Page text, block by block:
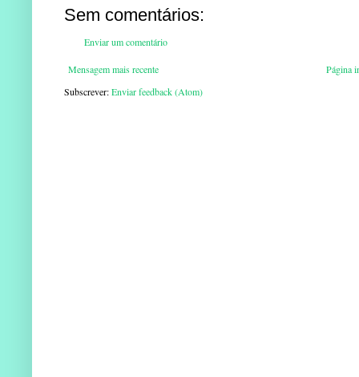
Sem comentários:
Enviar um comentário
Mensagem mais recente
Página
Subscrever:Enviar feedback (Atom)